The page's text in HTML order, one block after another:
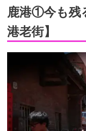
鹿港①今も残
港老街】